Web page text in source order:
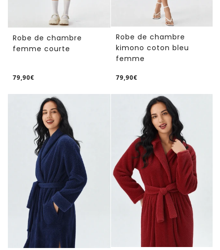
Robe de chambre
femme courte
79,90€
normal
/
PRIX
UNITAIRE
Robe de chambre
kimono coton bleu
femme
79,90€
normal
/
PRIX
UNITAIRE